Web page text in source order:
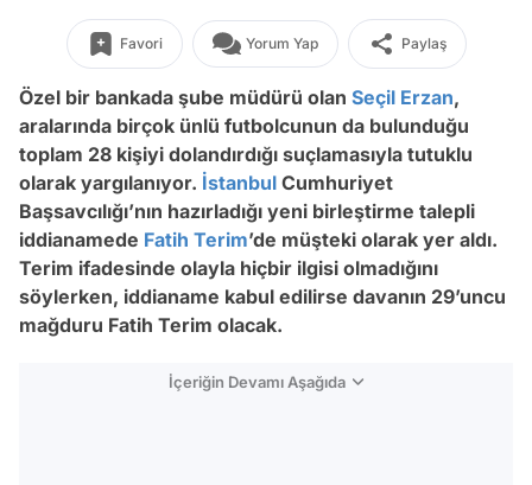
Favori Yorum Yap Paylaş
Özel bir bankada şube müdürü olan Seçil Erzan,
aralarında birçok ünlü futbolcunun da bulunduğu
toplam 28 kişiyi dolandırdığı suçlamasıyla tutuklu
olarak yargılanıyor. İstanbul Cumhuriyet
Başsavcılığı’nın hazırladığı yeni birleştirme talepli
iddianamede Fatih Terim’de müşteki olarak yer aldı.
Terim ifadesinde olayla hiçbir ilgisi olmadığını
söylerken, iddianame kabul edilirse davanın 29’uncu
mağduru Fatih Terim olacak.
İçeriğin Devamı Aşağıda